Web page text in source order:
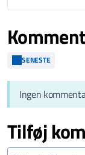
SENESTE
Ingen
Tilføj